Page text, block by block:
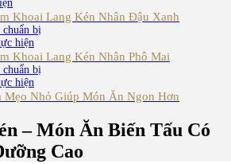
Khoai Lang Kén Nhân Đậu Xanh
bị
hiện
Khoai Lang Kén Nhân Phô Mai
bị
hiện
Mẹo Nhỏ Giúp Món Ăn Ngon Hơn
– Món Ăn Biến Tấu Có
Cao